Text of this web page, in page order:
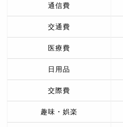
通信費
交通費
医療費
日用品
交際費
趣味・娯楽